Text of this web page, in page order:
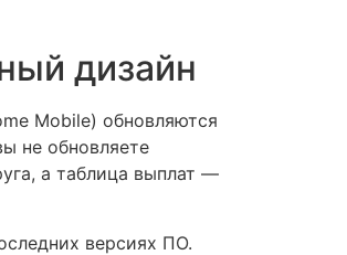
дизайн
Mobile) обновляются
не обновляете
а таблица выплат —
версиях ПО.